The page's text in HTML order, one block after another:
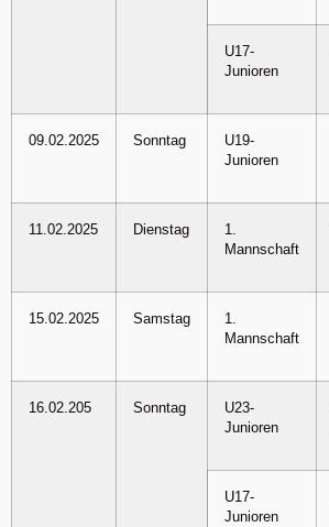
U17-
Junioren
09.02.2025 Sonntag
U19-
Junioren
11.02.2025 Dienstag
1.
Mannschaft
15.02.2025 Samstag
1.
Mannschaft
16.02.205 Sonntag
U23-
Junioren
U17-
Junioren